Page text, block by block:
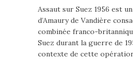
Assaut sur Suez 1956 est
d’Amaury de Vandière
combinée franco-
Suez durant la guerre de
contexte de cette